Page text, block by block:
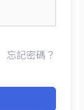
忘記密碼？